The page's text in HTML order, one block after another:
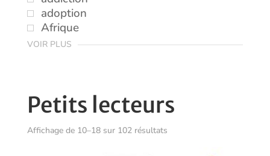
Petits lecteurs
Affichage de 10–18 sur 102 résultatsTrié
adoption
Afrique
VOIR PLUS